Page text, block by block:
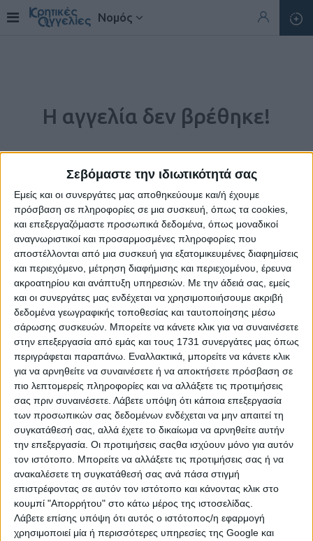
Σεβόμαστε την ιδιωτικότητά σας
Εμείς και οι συνεργάτες μας αποθηκεύουμε και/ή έχουμε
πρόσβαση σε πληροφορίες σε μια συσκευή, όπως τα cookies,
και επεξεργαζόμαστε προσωπικά δεδομένα, όπως μοναδικοί
αναγνωριστικοί και προσαρμοσμένες πληροφορίες που
αποστέλλονται από μια συσκευή για εξατομικευμένες διαφημίσεις
και περιεχόμενο, μέτρηση διαφήμισης και περιεχομένου, έρευνα
ακροατηρίου και ανάπτυξη υπηρεσιών. Με την άδειά σας, εμείς
και οι συνεργάτες μας ενδέχεται να χρησιμοποιήσουμε ακριβή
δεδομένα γεωγραφικής τοποθεσίας και ταυτοποίησης μέσω
σάρωσης συσκευών. Μπορείτε να κάνετε κλικ για να συναινέσετε
στην επεξεργασία από εμάς και τους 1731 συνεργάτες μας όπως
περιγράφεται παραπάνω. Εναλλακτικά, μπορείτε να κάνετε κλικ
για να αρνηθείτε να συναινέσετε ή να αποκτήσετε πρόσβαση σε
πιο λεπτομερείς πληροφορίες και να αλλάξετε τις προτιμήσεις
σας πριν συναινέσετε. Λάβετε υπόψη ότι κάποια επεξεργασία
των προσωπικών σας δεδομένων ενδέχεται να μην απαιτεί τη
συγκατάθεσή σας, αλλά έχετε το δικαίωμα να αρνηθείτε αυτήν
την επεξεργασία. Οι προτιμήσεις σαςθα ισχύουν μόνο για αυτόν
τον ιστότοπο. Μπορείτε να αλλάξετε τις προτιμήσεις σας ή να
ανακαλέσετε τη συγκατάθεσή σας ανά πάσα στιγμή
επιστρέφοντας σε αυτόν τον ιστότοπο και κάνοντας κλικ στο
κουμπί "Απορρήτου" στο κάτω μέρος της ιστοσελίδας.
Λάβετε επίσης υπόψη ότι αυτός ο ιστότοπος/η εφαρμογή
χρησιμοποιεί μία ή περισσότερες υπηρεσίες της Google και
Νομός
Η αγγελία δεν βρέθηκε!
Η αγγελία που ζητήσατε δεν υπάρχει.
Η μόνη παγκρήτια εφημερίδα δωρεάν αγγελιών, από το 1995!
Κυκλοφορεί κάθε Δευτέρα στα περίπτερα όλης της Κρήτης.